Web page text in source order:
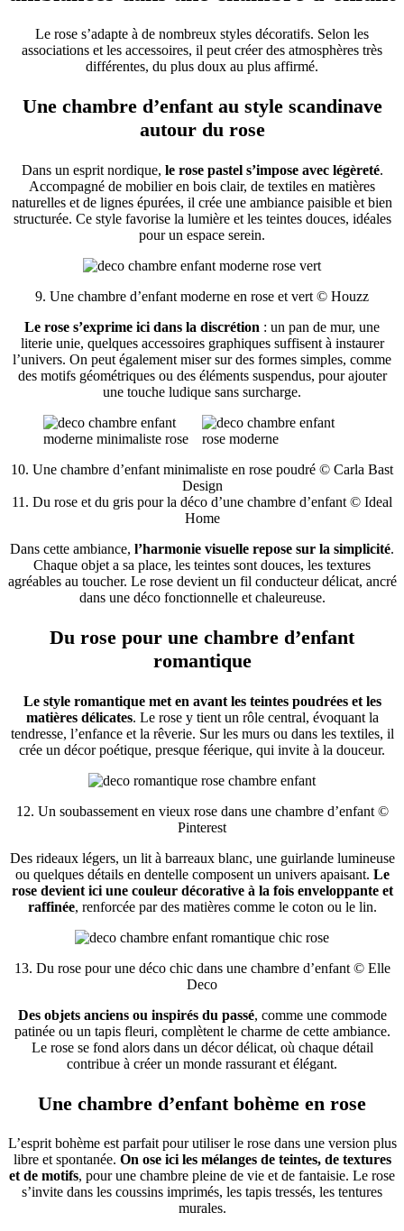
Le rose s’adapte à de nombreux styles décoratifs. Selon les
associations et les accessoires, il peut créer des atmosphères très
différentes, du plus doux au plus affirmé.
Une chambre d’enfant au style scandinave
autour du rose
Dans un esprit nordique, le rose pastel s’impose avec légèreté.
Accompagné de mobilier en bois clair, de textiles en matières
naturelles et de lignes épurées, il crée une ambiance paisible et bien
structurée. Ce style favorise la lumière et les teintes douces, idéales
pour un espace serein.
9. Une chambre d’enfant moderne en rose et vert © Houzz
Le rose s’exprime ici dans la discrétion : un pan de mur, une
literie unie, quelques accessoires graphiques suffisent à instaurer
l’univers. On peut également miser sur des formes simples, comme
des motifs géométriques ou des éléments suspendus, pour ajouter
une touche ludique sans surcharge.
10. Une chambre d’enfant minimaliste en rose poudré © Carla Bast
Design
11. Du rose et du gris pour la déco d’une chambre d’enfant © Ideal
Home
Dans cette ambiance, l’harmonie visuelle repose sur la simplicité.
Chaque objet a sa place, les teintes sont douces, les textures
agréables au toucher. Le rose devient un fil conducteur délicat, ancré
dans une déco fonctionnelle et chaleureuse.
Du rose pour une chambre d’enfant
romantique
Le style romantique met en avant les teintes poudrées et les
matières délicates. Le rose y tient un rôle central, évoquant la
tendresse, l’enfance et la rêverie. Sur les murs ou dans les textiles, il
crée un décor poétique, presque féerique, qui invite à la douceur.
12. Un soubassement en vieux rose dans une chambre d’enfant ©
Pinterest
Des rideaux légers, un lit à barreaux blanc, une guirlande lumineuse
ou quelques détails en dentelle composent un univers apaisant. Le
rose devient ici une couleur décorative à la fois enveloppante et
raffinée, renforcée par des matières comme le coton ou le lin.
13. Du rose pour une déco chic dans une chambre d’enfant © Elle
Deco
Des objets anciens ou inspirés du passé, comme une commode
patinée ou un tapis fleuri, complètent le charme de cette ambiance.
Le rose se fond alors dans un décor délicat, où chaque détail
contribue à créer un monde rassurant et élégant.
Une chambre d’enfant bohème en rose
L’esprit bohème est parfait pour utiliser le rose dans une version plus
libre et spontanée. On ose ici les mélanges de teintes, de textures
et de motifs, pour une chambre pleine de vie et de fantaisie. Le rose
s’invite dans les coussins imprimés, les tapis tressés, les tentures
murales.